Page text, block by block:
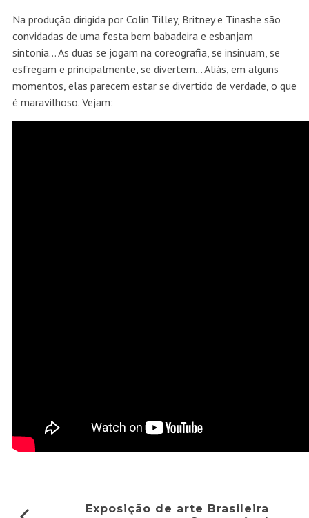
Na produção dirigida por Colin Tilley, Britney e Tinashe são
convidadas de uma festa bem babadeira e esbanjam
sintonia… As duas se jogam na coreografia, se insinuam, se
esfregam e principalmente, se divertem… Aliás, em alguns
momentos, elas parecem estar se divertido de verdade, o que
é maravilhoso. Vejam:
Exposição de arte Brasileira